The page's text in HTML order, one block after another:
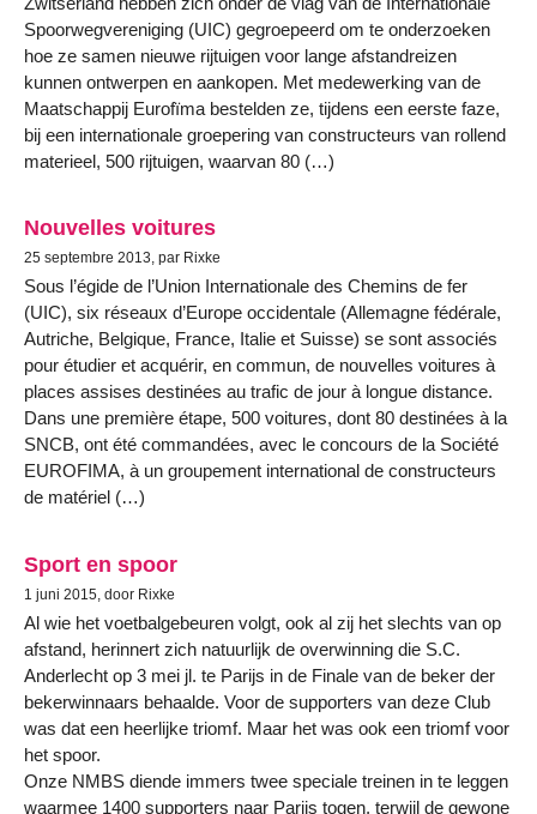
Spoorwegvereniging (UIC) gegroepeerd om te onderzoeken
hoe ze samen nieuwe rijtuigen voor lange afstandreizen
kunnen ontwerpen en aankopen. Met medewerking van de
Maatschappij Eurofïma bestelden ze, tijdens een eerste faze,
bij een internationale groepering van constructeurs van rollend
materieel, 500 rijtuigen, waarvan 80 (…)
Nouvelles voitures
25 septembre 2013, par Rixke
Sous l’égide de l’Union Internationale des Chemins de fer
(UIC), six réseaux d’Europe occidentale (Allemagne fédérale,
Autriche, Belgique, France, Italie et Suisse) se sont associés
pour étudier et acquérir, en commun, de nouvelles voitures à
places assises destinées au trafic de jour à longue distance.
Dans une première étape, 500 voitures, dont 80 destinées à la
SNCB, ont été commandées, avec le concours de la Société
EUROFIMA, à un groupement international de constructeurs
de matériel (…)
Sport en spoor
1 juni 2015, door Rixke
Al wie het voetbalgebeuren volgt, ook al zij het slechts van op
afstand, herinnert zich natuurlijk de overwinning die S.C.
Anderlecht op 3 mei jl. te Parijs in de Finale van de beker der
bekerwinnaars behaalde. Voor de supporters van deze Club
was dat een heerlijke triomf. Maar het was ook een triomf voor
het spoor.
Onze NMBS diende immers twee speciale treinen in te leggen
waarmee 1400 supporters naar Parijs togen, terwijl de gewone